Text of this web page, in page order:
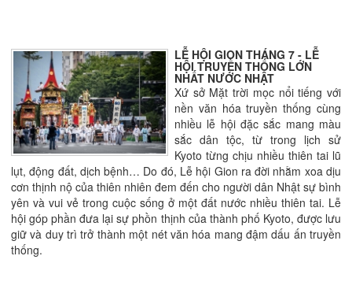
LỄ HỘI GION THÁNG 7 - LỄ
HỘI TRUYỀN THỐNG LỚN
NHẤT NƯỚC NHẬT
Xứ sở Mặt trời mọc nổi tiếng với
nền văn hóa truyền thống cùng
nhiều lễ hội đặc sắc mang màu
sắc dân tộc, từ trong lịch sử
Kyoto từng chịu nhiều thiên tai lũ
lụt, động đất, dịch bệnh… Do đó, Lễ hội Gion ra đời nhằm xoa dịu
cơn thịnh nộ của thiên nhiên đem đến cho người dân Nhật sự bình
yên và vui vẻ trong cuộc sống ở một đất nước nhiều thiên tai. Lễ
hội góp phần đưa lại sự phồn thịnh của thành phố Kyoto, được lưu
giữ và duy trì trở thành một nét văn hóa mang đậm dấu ấn truyền
thống.